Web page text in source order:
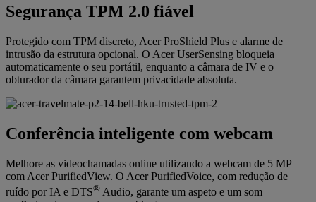
Segurança TPM 2.0 fiável
Protegido com TPM discreto, Acer ProShield Plus e alarme de
intrusão da estrutura opcional. O Acer UserSensing bloqueia
automaticamente o seu portátil, enquanto a câmara de IV e o
obturador da câmara garantem privacidade absoluta.
Conferência inteligente com webcam
Melhore as videochamadas online utilizando a webcam de 5 MP
com Acer PurifiedView. O Acer PurifiedVoice, com redução de
ruído por IA e DTS® Audio, garante um aspeto e um som